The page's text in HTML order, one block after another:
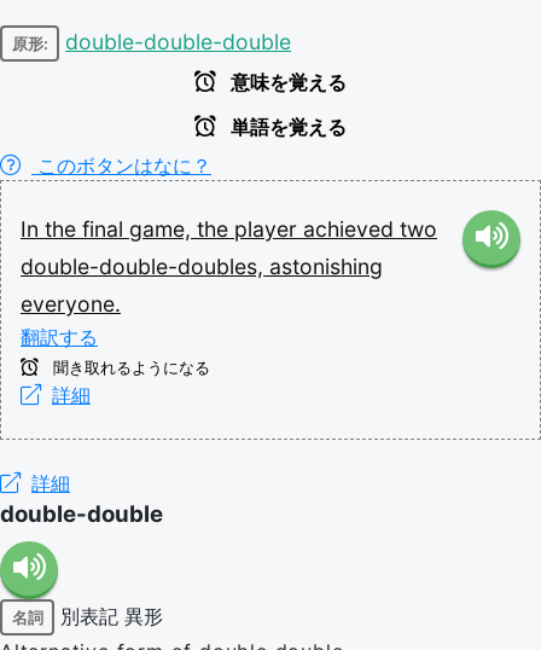
原形: double-double-double
意味を覚える
単語を覚える
このボタンはなに？
In the final game, the player achieved two
double-double-doubles, astonishing
everyone.
翻訳する
聞き取れるようになる
詳細
詳細
double-double
名詞 別表記 異形